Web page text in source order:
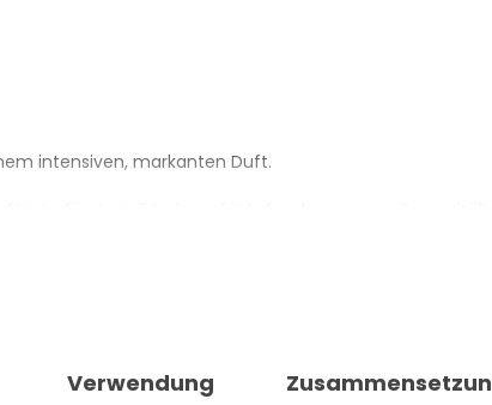
intensiven, markanten Duft.
UOMO
Verwendung